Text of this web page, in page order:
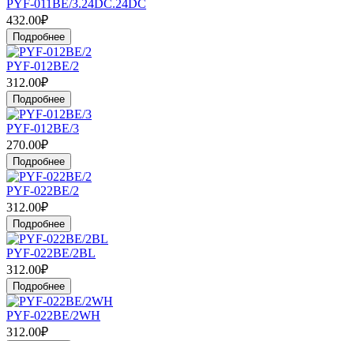
PYF-011BE/3.24DC.24DC
432.00₽
Подробнее
PYF-012BE/2
312.00₽
Подробнее
PYF-012BE/3
270.00₽
Подробнее
PYF-022BE/2
312.00₽
Подробнее
PYF-022BE/2BL
312.00₽
Подробнее
PYF-022BE/2WH
312.00₽